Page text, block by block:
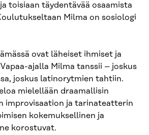
toisiaan täydentävää osaamista
Milma on sosiologi
ovat läheiset ihmiset ja
ajalla Milma tanssii – joskus
joskus latinorytmien tahtiin.
mielellään draamallisin
improvisaation ja tarinateatterin
kokemuksellinen ja
korostuvat.